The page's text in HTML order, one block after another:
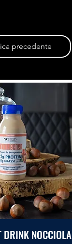
precedente
DRINK NOCCIOLA